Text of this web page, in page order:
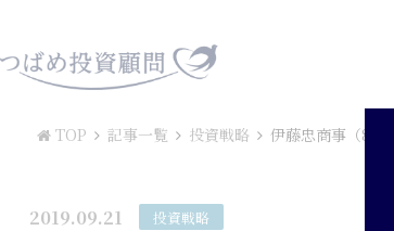
TOP 記事一覧 投資戦略 伊藤忠商事（
2019.09.21 投資戦略